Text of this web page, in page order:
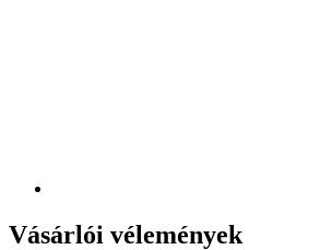
Vásárlói vélemények